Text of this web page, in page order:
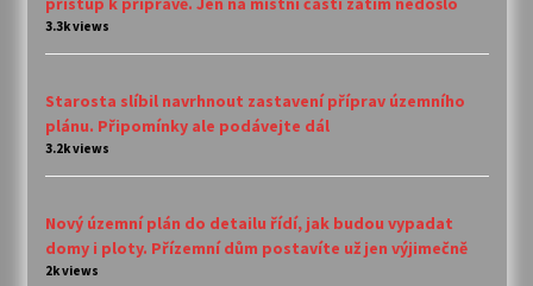
3.3k views
Starosta slíbil navrhnout zastavení příprav územního
plánu. Připomínky ale podávejte dál
3.2k views
Nový územní plán do detailu řídí, jak budou vypadat
domy i ploty. Přízemní dům postavíte už jen výjimečně
2k views